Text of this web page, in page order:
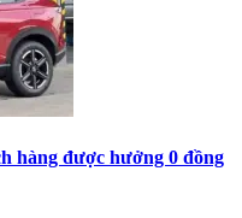
hàng được hưởng 0 đồng